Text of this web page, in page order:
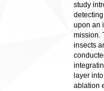
study
upon an
mission.
insects
layer
ablation